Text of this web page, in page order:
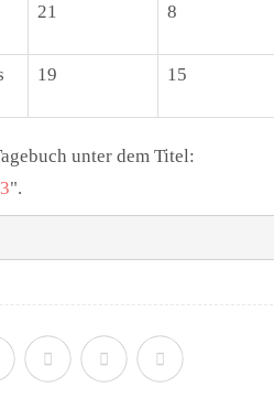
21 8
19 15
unter dem Titel:
".